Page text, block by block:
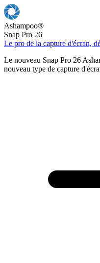
Ashampoo®
Snap Pro 26
Le pro de la capture d'écran,
Le nouveau Snap Pro 26
nouveau type de capture